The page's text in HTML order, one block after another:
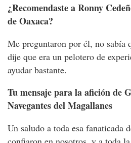
¿Recomendaste a Ronny
de Oaxaca?
Me preguntaron por él, no sabía
dije que era un pelotero de
ayudar bastante.
Tu mensaje para la afición de
Navegantes del Magallanes
Un saludo a toda esa fanaticada